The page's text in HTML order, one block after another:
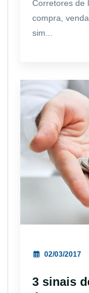
Corretores de
compra,
sim...
02/03/2017
3 sinais